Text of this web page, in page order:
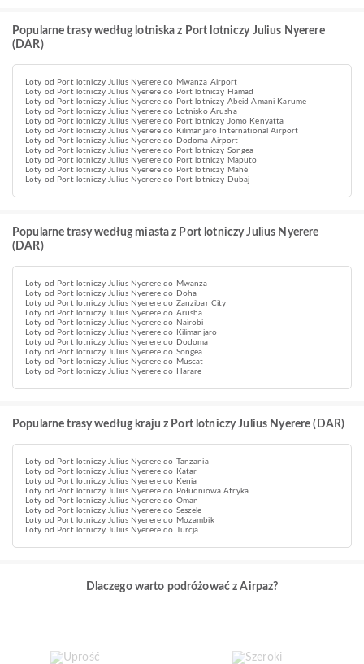
Popularne trasy według lotniska z Port lotniczy Julius Nyerere
(DAR)
Loty od Port lotniczy Julius Nyerere do Mwanza Airport
Loty od Port lotniczy Julius Nyerere do Port lotniczy Hamad
Loty od Port lotniczy Julius Nyerere do Port lotniczy Abeid Amani Karume
Loty od Port lotniczy Julius Nyerere do Lotnisko Arusha
Loty od Port lotniczy Julius Nyerere do Port lotniczy Jomo Kenyatta
Loty od Port lotniczy Julius Nyerere do Kilimanjaro International Airport
Loty od Port lotniczy Julius Nyerere do Dodoma Airport
Loty od Port lotniczy Julius Nyerere do Port lotniczy Songea
Loty od Port lotniczy Julius Nyerere do Port lotniczy Maputo
Loty od Port lotniczy Julius Nyerere do Port lotniczy Mahé
Loty od Port lotniczy Julius Nyerere do Port lotniczy Dubaj
Popularne trasy według miasta z Port lotniczy Julius Nyerere
(DAR)
Loty od Port lotniczy Julius Nyerere do Mwanza
Loty od Port lotniczy Julius Nyerere do Doha
Loty od Port lotniczy Julius Nyerere do Zanzibar City
Loty od Port lotniczy Julius Nyerere do Arusha
Loty od Port lotniczy Julius Nyerere do Nairobi
Loty od Port lotniczy Julius Nyerere do Kilimanjaro
Loty od Port lotniczy Julius Nyerere do Dodoma
Loty od Port lotniczy Julius Nyerere do Songea
Loty od Port lotniczy Julius Nyerere do Muscat
Loty od Port lotniczy Julius Nyerere do Harare
Popularne trasy według kraju z Port lotniczy Julius Nyerere (DAR)
Loty od Port lotniczy Julius Nyerere do Tanzania
Loty od Port lotniczy Julius Nyerere do Katar
Loty od Port lotniczy Julius Nyerere do Kenia
Loty od Port lotniczy Julius Nyerere do Południowa Afryka
Loty od Port lotniczy Julius Nyerere do Oman
Loty od Port lotniczy Julius Nyerere do Seszele
Loty od Port lotniczy Julius Nyerere do Mozambik
Loty od Port lotniczy Julius Nyerere do Turcja
Dlaczego warto podróżować z Airpaz?